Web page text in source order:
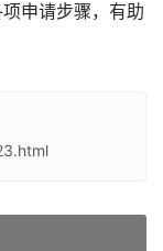
申请步骤，有助